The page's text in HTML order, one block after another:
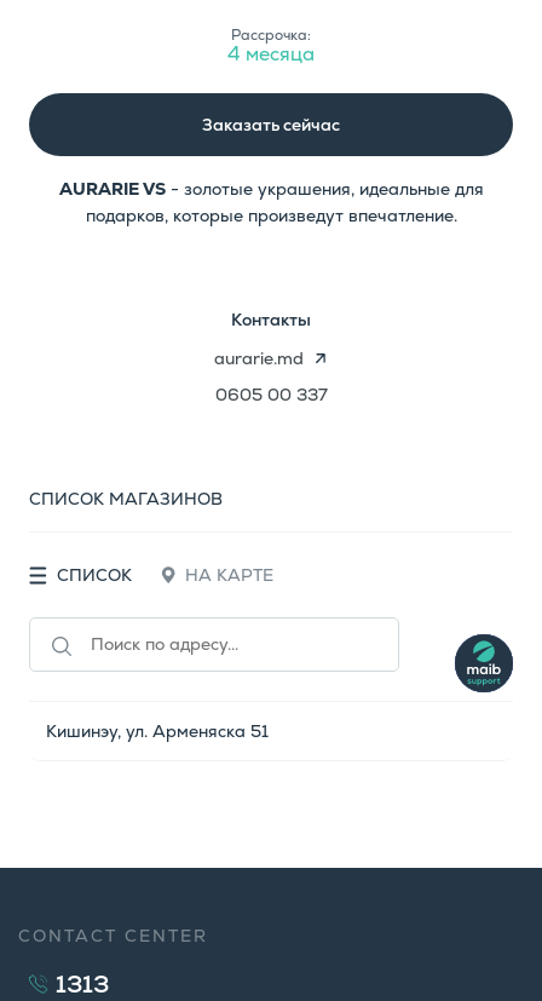
Рассрочка:
4 месяца
Заказать сейчас
AURARIE VS- золотые украшения, идеальные для
подарков, которые произведут впечатление.
Контакты
aurarie.md
0605 00 337
СПИСОК МАГАЗИНОВ
СПИСОК НА КАРТЕ
Кишинэу, ул. Арменяска 51
CONTACT CENTER
1313